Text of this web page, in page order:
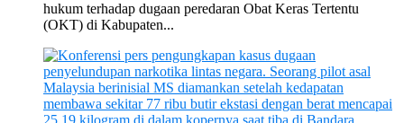
hukum terhadap dugaan peredaran Obat Keras Tertentu
(OKT) di Kabupaten...